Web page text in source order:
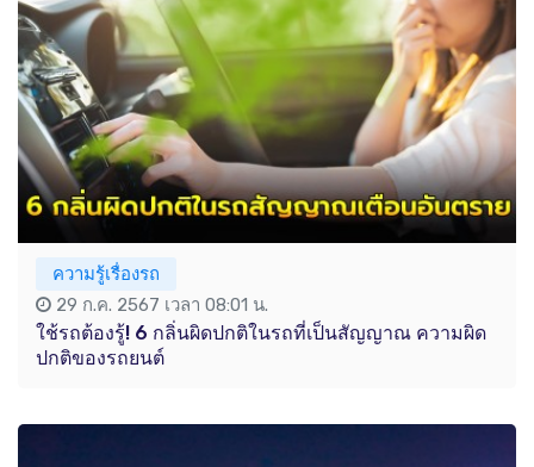
ความรู้เรื่องรถ
29 ก.ค. 2567 เวลา 08:01 น.
ใช้รถต้องรู้! 6 กลิ่นผิดปกติในรถที่เป็นสัญญาณ ความผิด
ปกติของรถยนต์